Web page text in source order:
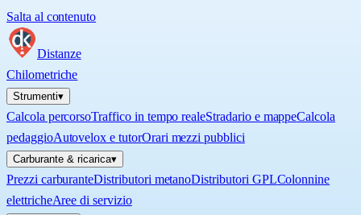
Salta al contenuto
Distanze
Chilometriche
Strumenti▾
Calcola percorsoTraffico in tempo realeStradario e mappeCalcola
pedaggioAutovelox e tutorOrari mezzi pubblici
Carburante & ricarica▾
Prezzi carburanteDistributori metanoDistributori GPLColonnine
elettricheAree di servizio